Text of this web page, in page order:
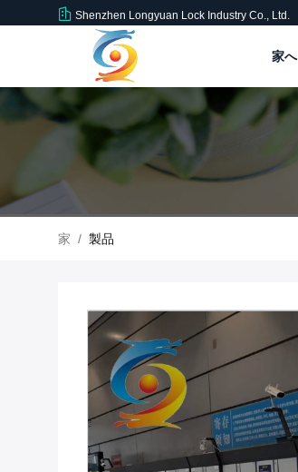
Shenzhen Longyuan Lock Industry Co., Ltd.
家へ
家 / 製品